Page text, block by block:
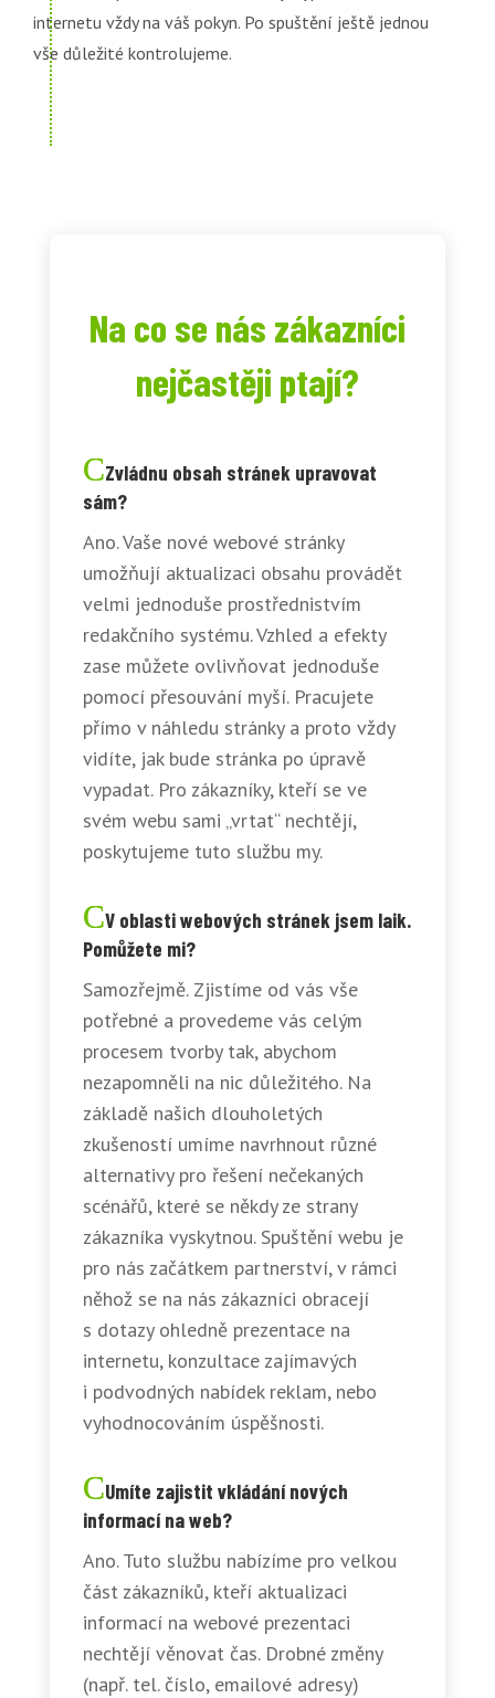
internetu vždy na váš pokyn. Po spuštění ještě jednou
vše důležité kontrolujeme.
Na co se nás zákazníci
nejčastěji ptají?
Zvládnu obsah stránek upravovat
sám?
Ano. Vaše nové webové stránky
umožňují aktualizaci obsahu provádět
velmi jednoduše prostřednistvím
redakčního systému. Vzhled a efekty
zase můžete ovlivňovat jednoduše
pomocí přesouvání myší. Pracujete
přímo v náhledu stránky a proto vždy
vidíte, jak bude stránka po úpravě
vypadat. Pro zákazníky, kteří se ve
svém webu sami „vrtat“ nechtějí,
poskytujeme tuto službu my.
V oblasti webových stránek jsem laik.
Pomůžete mi?
Samozřejmě. Zjistíme od vás vše
potřebné a provedeme vás celým
procesem tvorby tak, abychom
nezapomněli na nic důležitého. Na
základě našich dlouholetých
zkušeností umíme navrhnout různé
alternativy pro řešení nečekaných
scénářů, které se někdy ze strany
zákazníka vyskytnou. Spuštění webu je
pro nás začátkem partnerství, v rámci
něhož se na nás zákazníci obracejí
s dotazy ohledně prezentace na
internetu, konzultace zajímavých
i podvodných nabídek reklam, nebo
vyhodnocováním úspěšnosti.
Umíte zajistit vkládání nových
informací na web?
Ano. Tuto službu nabízíme pro velkou
část zákazníků, kteří aktualizaci
informací na webové prezentaci
nechtějí věnovat čas. Drobné změny
(např. tel. číslo, emailové adresy)